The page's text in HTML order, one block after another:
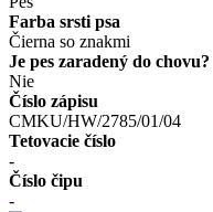
Farba srsti psa
Čierna so znakmi
Je pes zaradený do chovu?
Nie
Číslo zápisu
CMKU/HW/2785/01/04
Tetovacie číslo
-
Číslo čipu
-